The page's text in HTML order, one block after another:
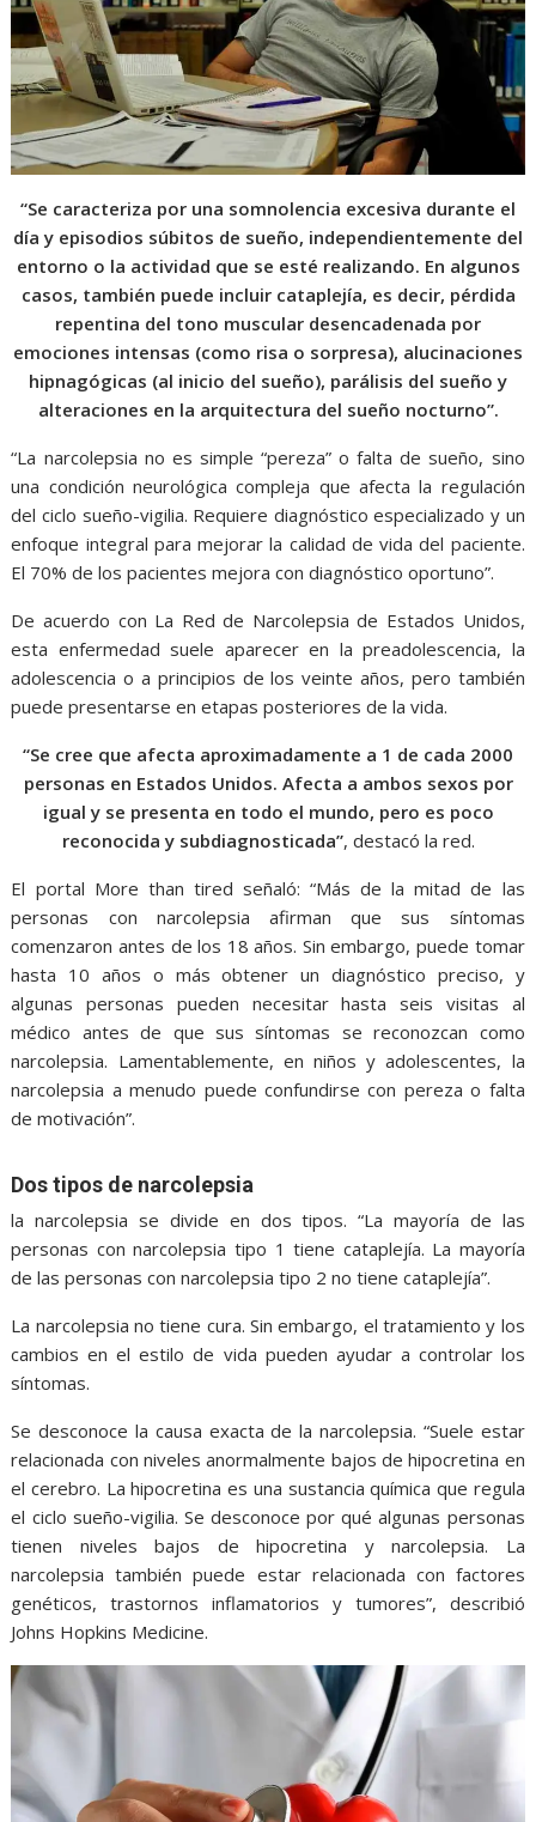
“Se caracteriza por una somnolencia excesiva durante el
día y episodios súbitos de sueño, independientemente del
entorno o la actividad que se esté realizando. En algunos
casos, también puede incluir cataplejía, es decir, pérdida
repentina del tono muscular desencadenada por
emociones intensas (como risa o sorpresa), alucinaciones
hipnagógicas (al inicio del sueño), parálisis del sueño y
alteraciones en la arquitectura del sueño nocturno”.
“La narcolepsia no es simple “pereza” o falta de sueño, sino
una condición neurológica compleja que afecta la regulación
del ciclo sueño-vigilia. Requiere diagnóstico especializado y un
enfoque integral para mejorar la calidad de vida del paciente.
El 70% de los pacientes mejora con diagnóstico oportuno”.
De acuerdo con La Red de Narcolepsia de Estados Unidos,
esta enfermedad suele aparecer en la preadolescencia, la
adolescencia o a principios de los veinte años, pero también
puede presentarse en etapas posteriores de la vida.
“Se cree que afecta aproximadamente a 1 de cada 2000
personas en Estados Unidos. Afecta a ambos sexos por
igual y se presenta en todo el mundo, pero es poco
reconocida y subdiagnosticada”, destacó la red.
El portal More than tired señaló: “Más de la mitad de las
personas con narcolepsia afirman que sus síntomas
comenzaron antes de los 18 años. Sin embargo, puede tomar
hasta 10 años o más obtener un diagnóstico preciso, y
algunas personas pueden necesitar hasta seis visitas al
médico antes de que sus síntomas se reconozcan como
narcolepsia. Lamentablemente, en niños y adolescentes, la
narcolepsia a menudo puede confundirse con pereza o falta
de motivación”.
Dos tipos de narcolepsia
la narcolepsia se divide en dos tipos. “La mayoría de las
personas con narcolepsia tipo 1 tiene cataplejía. La mayoría
de las personas con narcolepsia tipo 2 no tiene cataplejía”.
La narcolepsia no tiene cura. Sin embargo, el tratamiento y los
cambios en el estilo de vida pueden ayudar a controlar los
síntomas.
Se desconoce la causa exacta de la narcolepsia. “Suele estar
relacionada con niveles anormalmente bajos de hipocretina en
el cerebro. La hipocretina es una sustancia química que regula
el ciclo sueño-vigilia. Se desconoce por qué algunas personas
tienen niveles bajos de hipocretina y narcolepsia. La
narcolepsia también puede estar relacionada con factores
genéticos, trastornos inflamatorios y tumores”, describió
Johns Hopkins Medicine.